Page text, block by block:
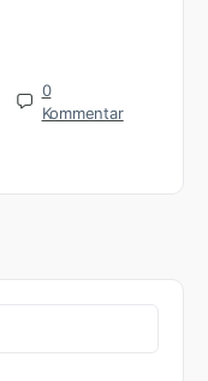
0
Kommentar